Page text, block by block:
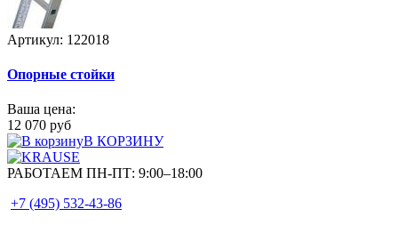
Артикул: 122018
Опорные стойки
Ваша цена:
12 070 руб
В КОРЗИНУ
РАБОТАЕМ ПН-ПТ: 9:00–18:00
+7 (495) 532-43-86